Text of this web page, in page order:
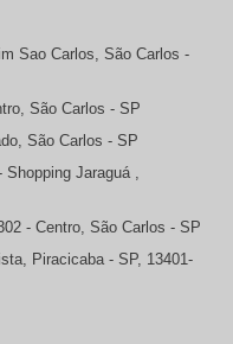
Sao Carlos, São Carlos -
São Carlos - SP
São Carlos - SP
Jaraguá ,
- Centro, São Carlos - SP
Piracicaba - SP, 13401-